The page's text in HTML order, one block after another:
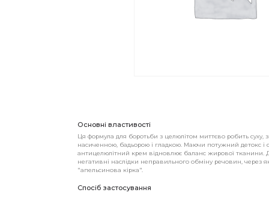
Основні властивості
Ця формула для боротьби з целюлітом миттєво робить суху,
насиченною, бадьорою і гладкою. Маючи потужний детокс і
антицелюлітний крем відновлює баланс жирової тканини.
негативні наслідки неправильного обміну речовин, через
"апельсинова кірка".
Спосіб застосування